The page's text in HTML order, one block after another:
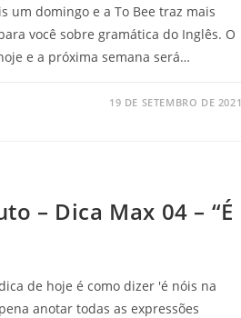
um domingo e a To Bee traz mais
você sobre gramática do Inglês. O
e a próxima semana será…
19 DE SETEMBRO DE 2021
– Dica Max 04 – “É
de hoje é como dizer 'é nóis na
anotar todas as expressões